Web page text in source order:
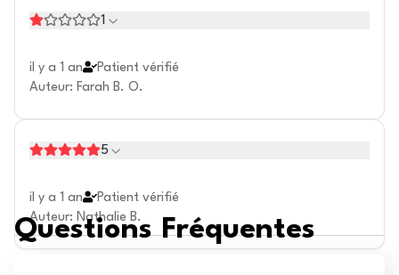
1
il y a 1 an
Patient vérifié
Auteur: Farah B. O.
5
il y a 1 an
Patient vérifié
Auteur: Nathalie B.
Questions Fréquentes